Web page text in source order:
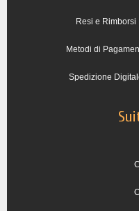
Resi e Rimborsi
Metodi di
Spedizione